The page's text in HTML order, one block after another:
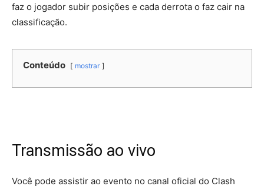
faz o jogador subir posições e cada derrota o faz cair na
classificação.
Conteúdo mostrar
Transmissão ao vivo
Você pode assistir ao evento no canal oficial do Clash